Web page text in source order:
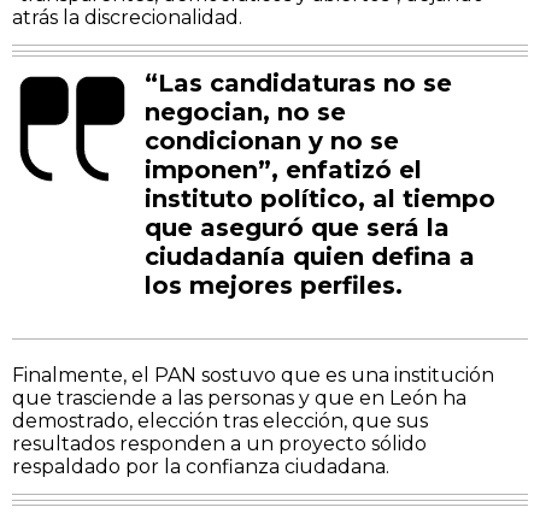
atrás la discrecionalidad.
“Las candidaturas no se
negocian, no se
condicionan y no se
imponen”, enfatizó el
instituto político, al tiempo
que aseguró que será la
ciudadanía quien defina a
los mejores perfiles.
Finalmente, el PAN sostuvo que es una institución
que trasciende a las personas y que en León ha
demostrado, elección tras elección, que sus
resultados responden a un proyecto sólido
respaldado por la confianza ciudadana.